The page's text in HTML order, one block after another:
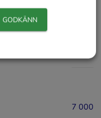
7 000
GODKÄNN